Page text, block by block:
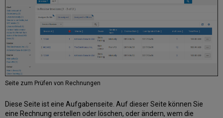
Seite zum Prüfen von Rechnungen
Diese Seite ist eine Aufgabenseite. Auf dieser Seite können Sie
eine Rechnung erstellen oder löschen, oder ändern, wem die